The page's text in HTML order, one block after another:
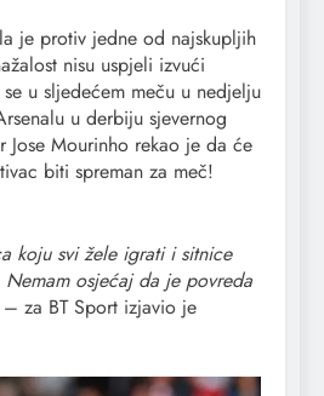
je protiv jedne od najskupljih
nisu uspjeli izvući
u sljedećem meču u nedjelju
u derbiju sjevernog
Jose Mourinho rekao je da će
biti spreman za meč!
koju svi žele igrati i sitnice
Nemam osjećaj da je povreda
za BT Sport izjavio je